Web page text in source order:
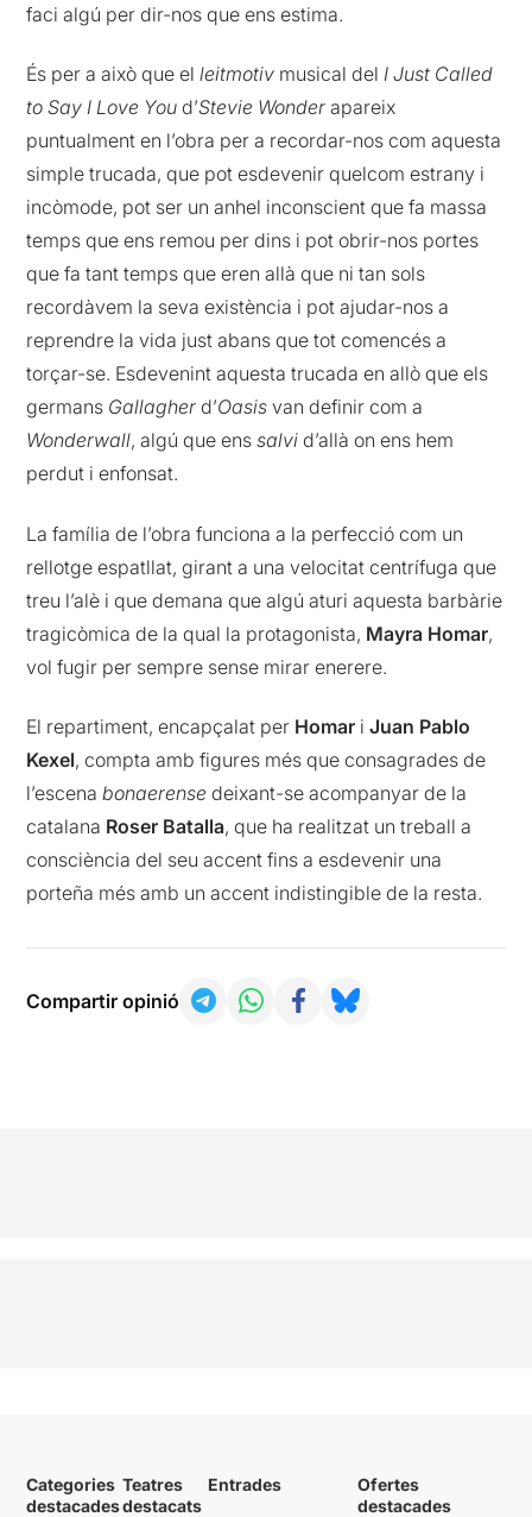
faci algú per dir-nos que ens estima.
És per a això que elleitmotiv musical delI Just Called
to Say I Love You d’Stevie Wonder apareix
puntualment en l’obra per a recordar-nos com aquesta
simple trucada, que pot esdevenir quelcom estrany i
incòmode, pot ser un anhel inconscient que fa massa
temps que ens remou per dins i pot obrir-nos portes
que fa tant temps que eren allà que ni tan sols
recordàvem la seva existència i pot ajudar-nos a
reprendre la vida just abans que tot comencés a
torçar-se. Esdevenint aquesta trucada en allò que els
germans Gallagherd’Oasisvan definir com a
Wonderwall, algú que enssalvi d’allà on ens hem
perdut i enfonsat.
La família de l’obra funciona a la perfecció com un
rellotge espatllat, girant a una velocitat centrífuga que
treu l’alè i que demana que algú aturi aquesta barbàrie
tragicòmica de la qual la protagonista, Mayra Homar,
vol fugir per sempre sense mirar enerere.
El repartiment, encapçalat per Homar iJuan Pablo
Kexel, compta amb figures més que consagrades de
l’escenabonaerense deixant-se acompanyar de la
catalana Roser Batalla, que ha realitzat un treball a
consciència del seu accent fins a esdevenir una
porteña més amb un accent indistingible de la resta.
Compartir opinió
Categories
destacades
Teatres
destacats
Entrades
Ofertes
destacades